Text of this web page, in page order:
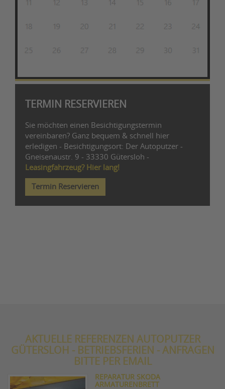
TERMIN RESERVIEREN
Sie möchten einen Besichtigungstermin
vereinbaren? Ganz bequem & schnell hier
erledigen - Besichtigungsort: Der Autoputzer -
Gneisenaustr. 9 - 33330 Gütersloh -
Leasingfahrzeug? Hier lang!
Termin Reservieren
AKTUELLE REFERENZEN AUTOPUTZER
GÜTERSLOH - BETRIEBSFERIEN - ANFRAGEN
BITTE PER EMAIL
REPARATUR SKODA
ARMATURENBRETT